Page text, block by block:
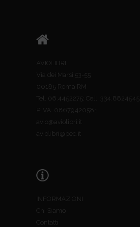
AVIOLIBRI
Via dei Marsi 53-55
00185 Roma RM
Tel. 06.4452275; Cell. 334.8824545
P.IVA: 08679420581
avio@aviolibri.it
aviolibri@pec.it
INFORMAZIONI
Chi Siamo
Contatti